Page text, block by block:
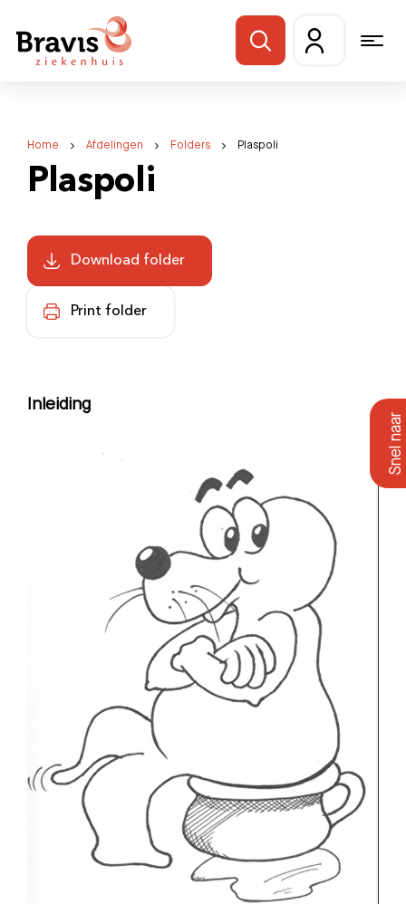
Home Afdelingen Folders Plaspoli
Plaspoli
Download folder
Print folder
Inleiding